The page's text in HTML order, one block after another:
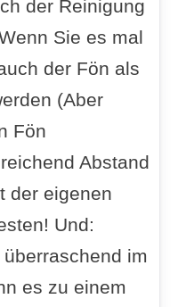
der Reinigung
Sie es mal
der Fön als
(Aber
Fön
Abstand
der eigenen
Und:
im
es zu einem